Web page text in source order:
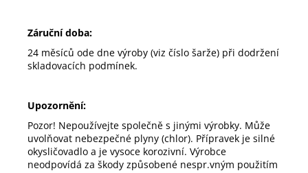
Záruční doba:
24 měsíců ode dne výroby (viz číslo šarže) při dodržení
skladovacích podmínek.
Upozornění:
Pozor! Nepoužívejte společně s jinými výrobky. Může
uvolňovat nebezpečné plyny (chlor). Přípravek je silné
okysličovadlo a je vysoce korozivní. Výrobce
neodpovídá za škody způsobené nespr.vným použitím